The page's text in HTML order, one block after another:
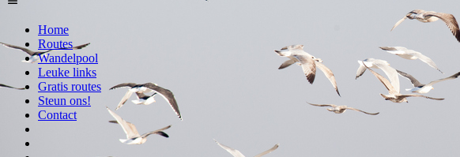
Home
Routes
Wandelpool
Leuke links
Gratis routes
Steun ons!
Contact